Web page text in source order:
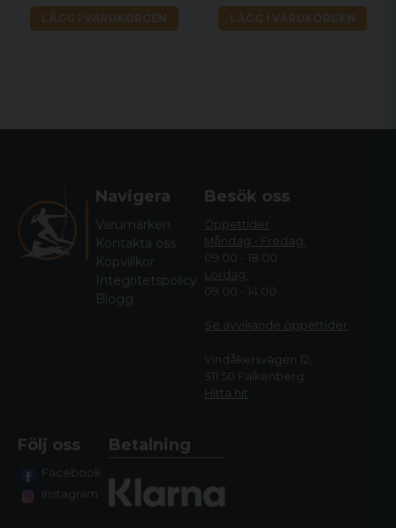
LÄGG I VARUKORGEN LÄGG I VARUKORGEN
Navigera
Varumärken
Kontakta oss
Köpvillkor
Integritetspolicy
Blogg
Besök oss
Öppettider
Måndag - Fredag:
09.00 - 18.00
Lördag:
09.00 - 14.00
Se avvikande öppettider
Vindåkersvägen 12,
311 50 Falkenberg
Hitta hit
Följ oss
Facebook
Instagram
Betalning